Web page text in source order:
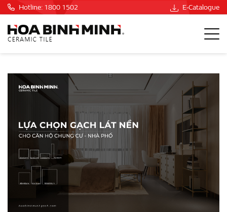
Hotline: 1800 1502 E-Catalogue